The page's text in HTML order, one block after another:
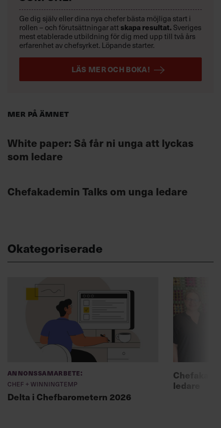
Mer på ämnet
White paper: Så får ni unga att lyckas
som ledare
Chefakademin Talks om unga ledare
Ge dig själv eller dina nya chefer bästa möjliga start i
rollen – och förutsättningar att skapa resultat. Sveriges
mest etablerade utbildning för dig med upp till två års
erfarenhet av chefsyrket. Löpande starter.
LÄS MER OCH BOKA!
Okategoriserade
Annonssamarbete:
Chef + Winningtemp
Delta i Chefbarometern 2026
ledare